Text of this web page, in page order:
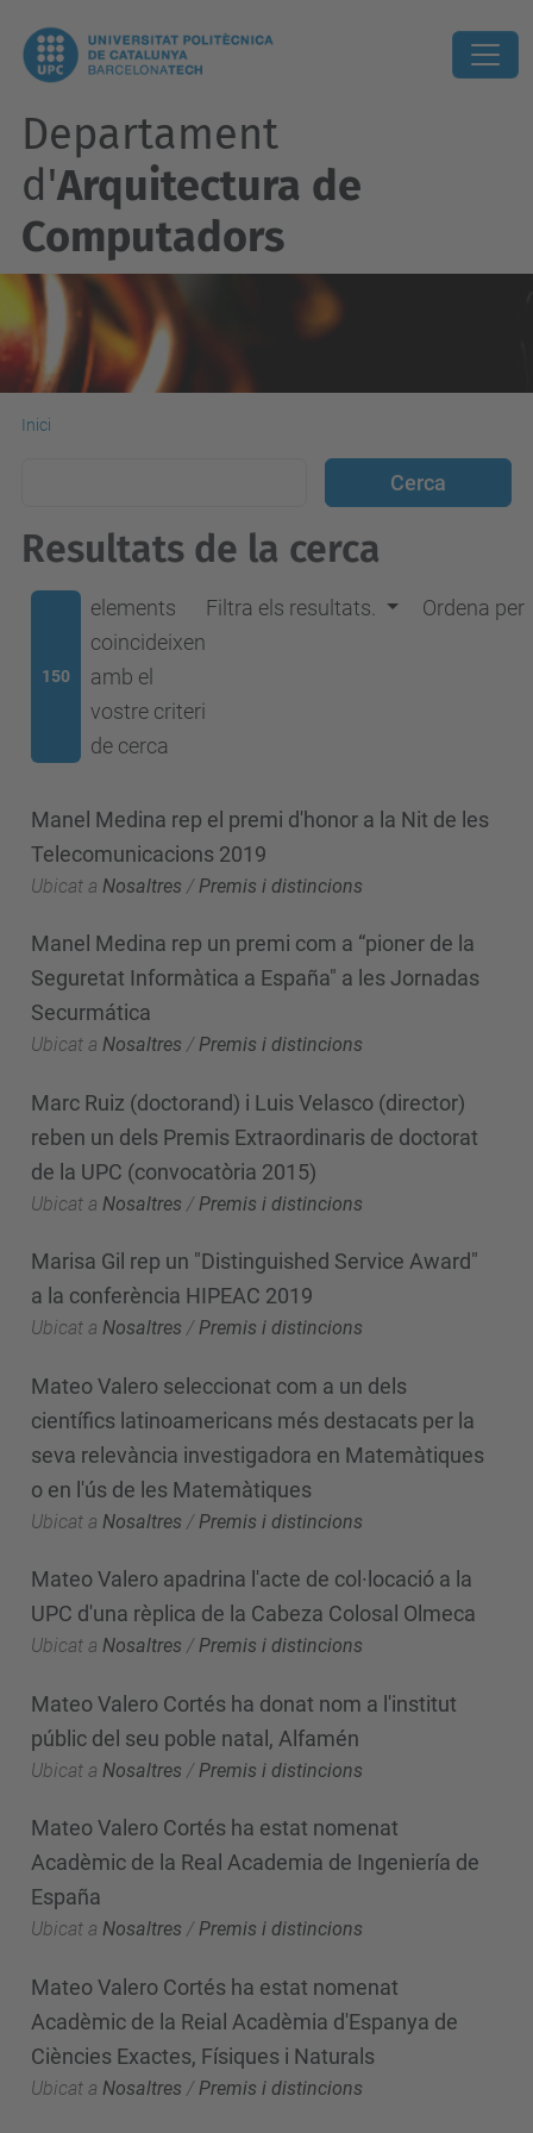
Departament
d'Arquitectura de
Computadors
Inici
Resultats de la cerca
150
elements
coincideixen
amb el
vostre criteri
de cerca
Filtra els resultats. Ordena per
Manel Medina rep el premi d'honor a la Nit de les
Telecomunicacions 2019
Ubicat a Nosaltres / Premis i distincions
Manel Medina rep un premi com a “pioner de la
Seguretat Informàtica a España" a les Jornadas
Securmática
Ubicat a Nosaltres /Premis i distincions
Marc Ruiz (doctorand) i Luis Velasco (director)
reben un dels Premis Extraordinaris de doctorat
de la UPC (convocatòria 2015)
Ubicat a Nosaltres / Premis i distincions
Marisa Gil rep un "Distinguished Service Award"
a la conferència HIPEAC 2019
Ubicat a Nosaltres /Premis i distincions
Mateo Valero seleccionat com a un dels
científics latinoamericans més destacats per la
seva relevància investigadora en Matemàtiques
o en l'ús de les Matemàtiques
Ubicat a Nosaltres / Premis i distincions
Mateo Valero apadrina l'acte de col·locació a la
UPC d'una rèplica de la Cabeza Colosal Olmeca
Ubicat a Nosaltres /Premis i distincions
Mateo Valero Cortés ha donat nom a l'institut
públic del seu poble natal, Alfamén
Ubicat a Nosaltres / Premis i distincions
Mateo Valero Cortés ha estat nomenat
Acadèmic de la Real Academia de Ingeniería de
España
Ubicat a Nosaltres /Premis i distincions
Mateo Valero Cortés ha estat nomenat
Acadèmic de la Reial Acadèmia d'Espanya de
Ciències Exactes, Físiques i Naturals
Ubicat a Nosaltres / Premis i distincions